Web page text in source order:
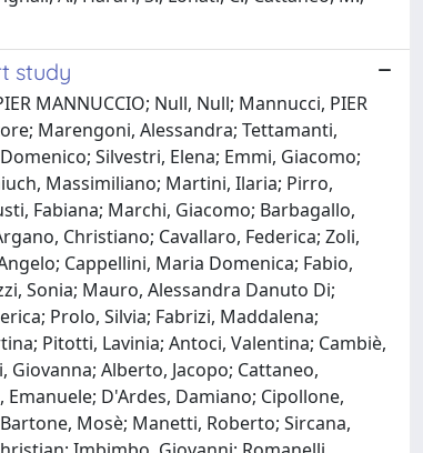
study
MANNUCCIO; Null, Null; Mannucci, PIER
Marengoni, Alessandra; Tettamanti,
Silvestri, Elena; Emmi, Giacomo;
Massimiliano; Martini, Ilaria; Pirro,
Fabiana; Marchi, Giacomo; Barbagallo,
Christiano; Cavallaro, Federica; Zoli,
Cappellini, Maria Domenica; Fabio,
Sonia; Mauro, Alessandra Danuto Di;
Prolo, Silvia; Fabrizi, Maddalena;
Pitotti, Lavinia; Antoci, Valentina; Cambiè,
Alberto, Jacopo; Cattaneo,
D'Ardes, Damiano; Cipollone,
Mosè; Manetti, Roberto; Sircana,